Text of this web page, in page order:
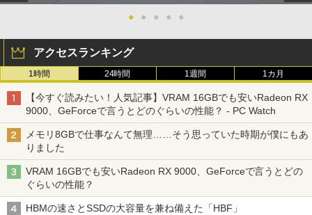
● ● ● ● ●
アクセスランキング
1時間 24時間 1週間 1カ月
【今すぐ読みたい！人気記事】VRAM 16GBでも安いRadeon RX
9000、GeForceで言うとどのぐらいの性能？ - PC Watch
メモリ8GBで仕事なんて無理……そう思っていた時期が僕にもあ
りました
VRAM 16GBでも安いRadeon RX 9000、GeForceで言うとどの
ぐらいの性能？
HBMの速さとSSDの大容量を兼ね備えた「HBF」